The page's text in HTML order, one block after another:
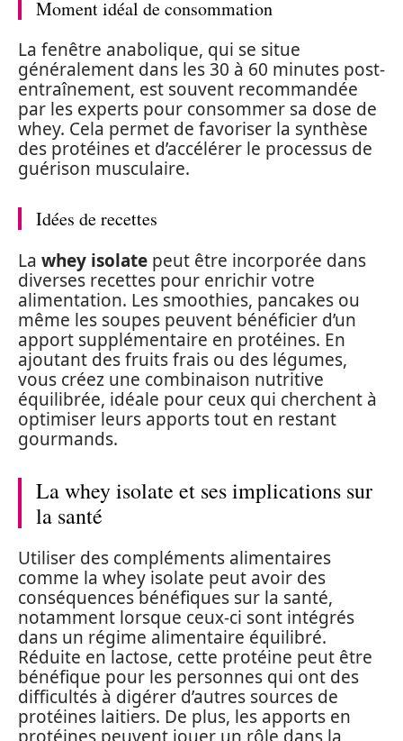
Moment idéal de consommation
La fenêtre anabolique, qui se situe
généralement dans les 30 à 60 minutes post-
entraînement, est souvent recommandée
par les experts pour consommer sa dose de
whey. Cela permet de favoriser la synthèse
des protéines et d’accélérer le processus de
guérison musculaire.
Idées de recettes
La whey isolate peut être incorporée dans
diverses recettes pour enrichir votre
alimentation. Les smoothies, pancakes ou
même les soupes peuvent bénéficier d’un
apport supplémentaire en protéines. En
ajoutant des fruits frais ou des légumes,
vous créez une combinaison nutritive
équilibrée, idéale pour ceux qui cherchent à
optimiser leurs apports tout en restant
gourmands.
La whey isolate et ses implications sur
la santé
Utiliser des compléments alimentaires
comme la whey isolate peut avoir des
conséquences bénéfiques sur la santé,
notamment lorsque ceux-ci sont intégrés
dans un régime alimentaire équilibré.
Réduite en lactose, cette protéine peut être
bénéfique pour les personnes qui ont des
difficultés à digérer d’autres sources de
protéines laitiers. De plus, les apports en